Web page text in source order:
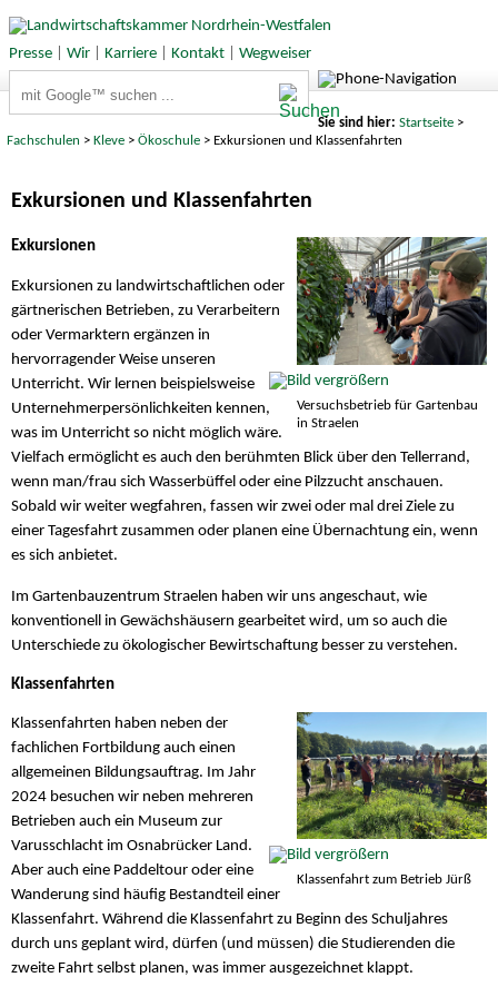
Presse| Wir| Karriere| Kontakt| Wegweiser
Sie sind hier: Startseite>
Fachschulen >Kleve >Ökoschule > Exkursionen und Klassenfahrten
Exkursionen und Klassenfahrten
Versuchsbetrieb für Gartenbau
in Straelen
Exkursionen
Exkursionen zu landwirtschaftlichen oder
gärtnerischen Betrieben, zu Verarbeitern
oder Vermarktern ergänzen in
hervorragender Weise unseren
Unterricht. Wir lernen beispielsweise
Unternehmerpersönlichkeiten kennen,
was im Unterricht so nicht möglich wäre.
Vielfach ermöglicht es auch den berühmten Blick über den Tellerrand,
wenn man/frau sich Wasserbüffel oder eine Pilzzucht anschauen.
Sobald wir weiter wegfahren, fassen wir zwei oder mal drei Ziele zu
einer Tagesfahrt zusammen oder planen eine Übernachtung ein, wenn
es sich anbietet.
Im Gartenbauzentrum Straelen haben wir uns angeschaut, wie
konventionell in Gewächshäusern gearbeitet wird, um so auch die
Unterschiede zu ökologischer Bewirtschaftung besser zu verstehen.
Klassenfahrten
Klassenfahrt zum Betrieb Jürß
Klassenfahrten haben neben der
fachlichen Fortbildung auch einen
allgemeinen Bildungsauftrag. Im Jahr
2024 besuchen wir neben mehreren
Betrieben auch ein Museum zur
Varusschlacht im Osnabrücker Land.
Aber auch eine Paddeltour oder eine
Wanderung sind häufig Bestandteil einer
Klassenfahrt. Während die Klassenfahrt zu Beginn des Schuljahres
durch uns geplant wird, dürfen (und müssen) die Studierenden die
zweite Fahrt selbst planen, was immer ausgezeichnet klappt.